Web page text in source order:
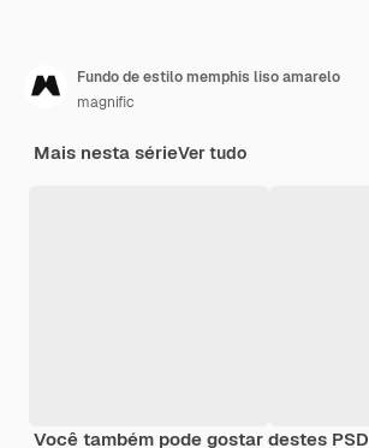
Fundo de estilo memphis liso amarelo
magnific
Mais nesta sérieVer tudo
Você também pode gostar destes PSD